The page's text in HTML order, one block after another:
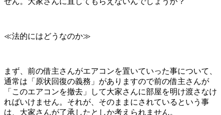
≪法的にはどうなのか≫
まず、前の借主さんがエアコンを置いていった事について、
通常は「原状回復の義務」がありますので前の借主さんが
「このエアコンを撤去」して大家さんに部屋を明け渡さなけ
ればいけません。それが、そのままにされているという事
は、大家さんが了承したとしか考えられません。